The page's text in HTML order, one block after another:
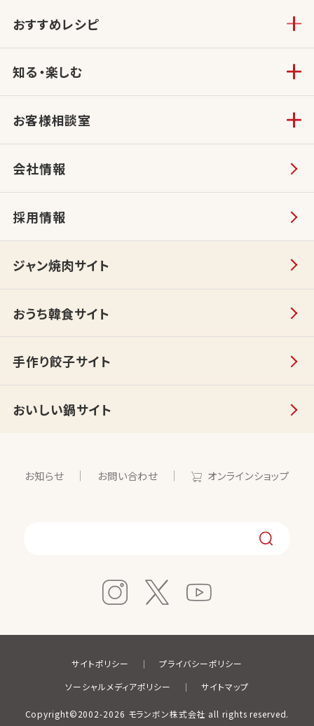
おすすめレシピ
知る・楽しむ
お客様相談室
会社情報
採用情報
ジャン焼肉サイト
おうち韓食サイト
手作り餃子サイト
おいしい鍋サイト
お知らせ お問い合わせ オンラインショップ
Copyright©2002-2026 モランボン株式会社 all rights reserved.
サイトポリシー
プライバシーポリシー
ソーシャルメディアポリシー
サイトマップ